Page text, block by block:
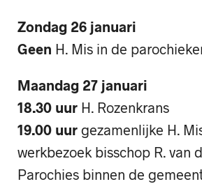
Zondag 26 januari
Geen H. Mis in de
Maandag 27 januari
18.30 uur H. Rozenkrans
19.00 uur gezamenlijke H.
werkbezoek bisschop R. van
Parochies binnen de